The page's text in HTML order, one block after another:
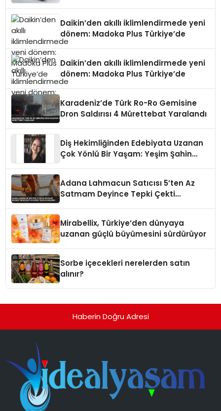
Daikin’den akıllı iklimlendirmede yeni
dönem: Madoka Plus Türkiye’de
Daikin’den akıllı iklimlendirmede yeni
dönem: Madoka Plus Türkiye’de
Karadeniz’de Türk Ro-Ro Gemisine
Dron Saldırısı 4 Mürettebat Yaralandı
Diş Hekimliğinden Edebiyata Uzanan
Çok Yönlü Bir Yaşam: Yeşim Şahin
Adana Lahmacun Satıcısı 5’ten Az
Satmam Deyince Tepki Çekti
Mirabellix, Türkiye’den dünyaya
uzanan güçlü büyümesini sürdürüyor
Sorbe içecekleri nerelerden satın
alınır?
Haberin Doğru Adresi